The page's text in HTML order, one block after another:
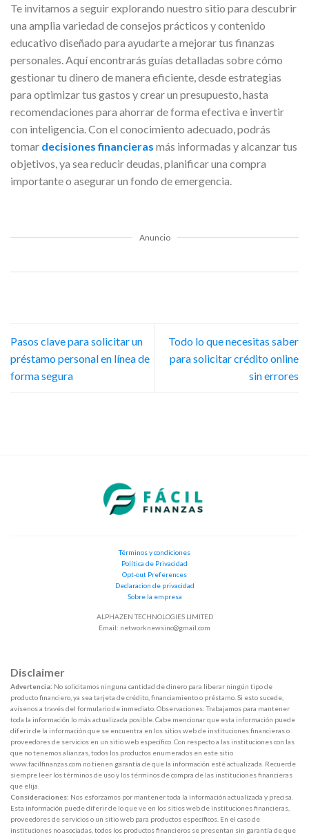
Te invitamos a seguir explorando nuestro sitio para descubrir
una amplia variedad de consejos prácticos y contenido
educativo diseñado para ayudarte a mejorar tus finanzas
personales. Aquí encontrarás guías detalladas sobre cómo
gestionar tu dinero de manera eficiente, desde estrategias
para optimizar tus gastos y crear un presupuesto, hasta
recomendaciones para ahorrar de forma efectiva e invertir
con inteligencia. Con el conocimiento adecuado, podrás
tomar decisiones financieras más informadas y alcanzar tus
objetivos, ya sea reducir deudas, planificar una compra
importante o asegurar un fondo de emergencia.
Anuncio
Pasos clave para solicitar un
préstamo personal en línea de
forma segura
Todo lo que necesitas saber
para solicitar crédito online
sin errores
Términos y condiciones
Política de Privacidad
Opt-out Preferences
Declaracion de privacidad
Sobre la empresa
ALPHAZEN TECHNOLOGIES LIMITED
Email: networknewsinc@gmail.com
Disclaimer
Advertencia: No solicitamos ninguna cantidad de dinero para liberar ningún tipo de
producto financiero, ya sea tarjeta de crédito, financiamiento o préstamo. Si esto sucede,
avísenos a través del formulario de inmediato. Observaciones: Trabajamos para mantener
toda la información lo más actualizada posible. Cabe mencionar que esta información puede
diferir de la información que se encuentra en los sitios web de instituciones financieras o
proveedores de servicios en un sitio web específico. Con respecto a las instituciones con las
que no tenemos alianzas, todos los productos enumerados en este sitio
www.facilfinanzas.com no tienen garantía de que la información esté actualizada. Recuerde
siempre leer los términos de uso y los términos de compra de las instituciones financieras
que elija.
Consideraciones: Nos esforzamos por mantener toda la información actualizada y precisa.
Esta información puede diferir de lo que ve en los sitios web de instituciones financieras,
proveedores de servicios o un sitio web para productos específicos. En el caso de
instituciones no asociadas, todos los productos financieros se presentan sin garantía de que